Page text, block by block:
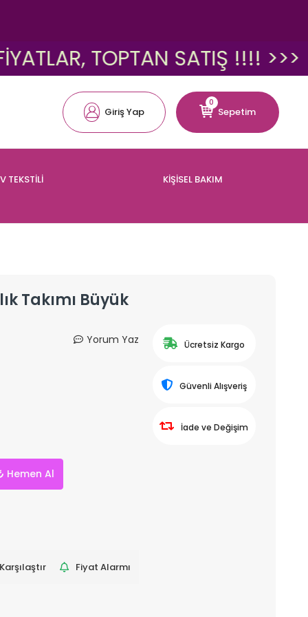
TOPTAN SATIŞ !!!! >>>
Giriş Yap
0
Sepetim
TEKSTİLİ KİŞİSEL BAKIM
Takımı Büyük
Yorum Yaz
Hemen Al
Karşılaştır
Fiyat Alarmı
Ücretsiz Kargo
Güvenli Alışveriş
İade ve Değişim